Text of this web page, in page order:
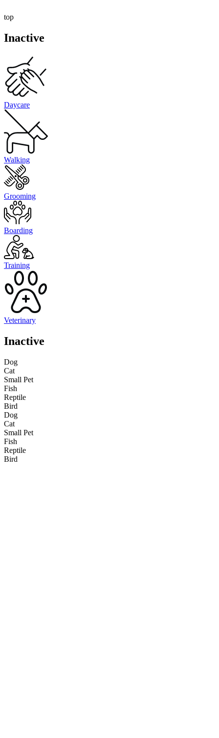
top
Inactive
Daycare
Walking
Grooming
Boarding
Training
Veterinary
Inactive
Dog
Cat
Small Pet
Fish
Reptile
Bird
Dog
Cat
Small Pet
Fish
Reptile
Bird